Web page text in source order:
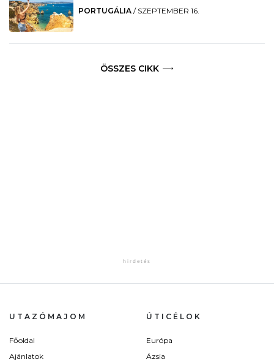
PORTUGÁLIA / SZEPTEMBER 16.
ÖSSZES CIKK
UTAZÓMAJOM
Főoldal
Ajánlatok
ÚTICÉLOK
Európa
Ázsia